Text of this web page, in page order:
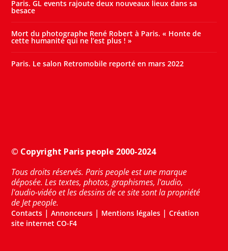
Paris. GL events rajoute deux nouveaux lieux dans sa
besace
Mort du photographe René Robert à Paris. « Honte de
cette humanité qui ne l’est plus ! »
Paris. Le salon Retromobile reporté en mars 2022
© Copyright Paris people 2000-2024
Tous droits réservés. Paris people est une marque
déposée. Les textes, photos, graphismes, l'audio,
l'audio-vidéo et les dessins de ce site sont la propriété
de Jet people.
Contacts |Annonceurs | Mentions légales |Création
site internet CO-F4